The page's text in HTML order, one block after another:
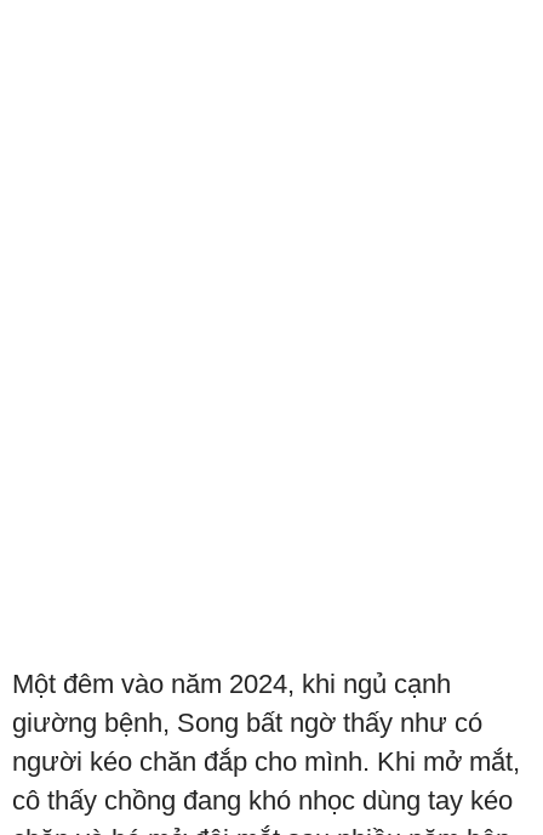
Một đêm vào năm 2024, khi ngủ cạnh
giường bệnh, Song bất ngờ thấy như có
người kéo chăn đắp cho mình. Khi mở mắt,
cô thấy chồng đang khó nhọc dùng tay kéo